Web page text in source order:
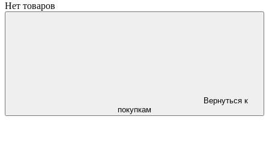
Нет товаров
Вернуться к
покупкам